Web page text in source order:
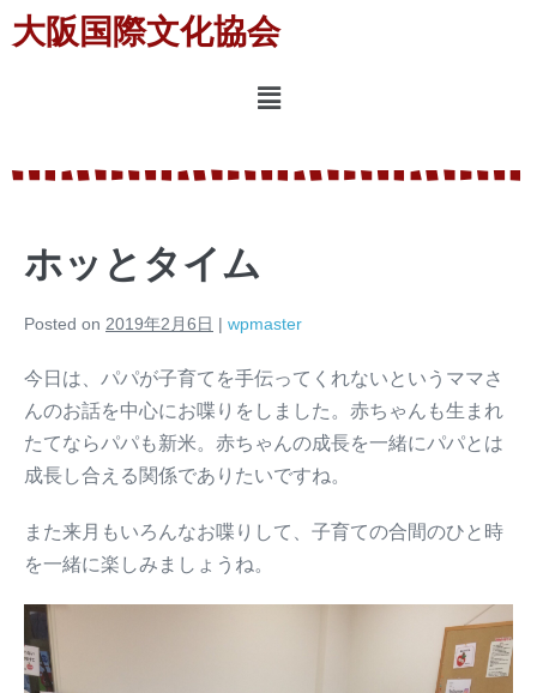
大阪国際文化協会
ホッとタイム
Posted on 2019年2月6日 | wpmaster
今日は、パパが子育てを手伝ってくれないというママさ
んのお話を中心にお喋りをしました。赤ちゃんも生まれ
たてならパパも新米。赤ちゃんの成長を一緒にパパとは
成長し合える関係でありたいですね。
また来月もいろんなお喋りして、子育ての合間のひと時
を一緒に楽しみましょうね。